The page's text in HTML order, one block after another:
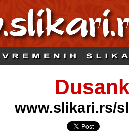
www.slikari.rs/